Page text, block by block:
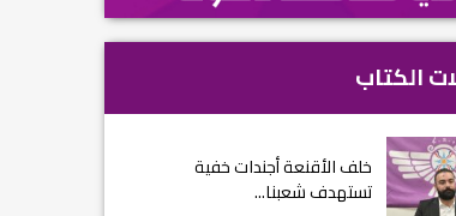
الكتاب
خلف الأقنعة أجندات خفية
تستهدف شعبنا...